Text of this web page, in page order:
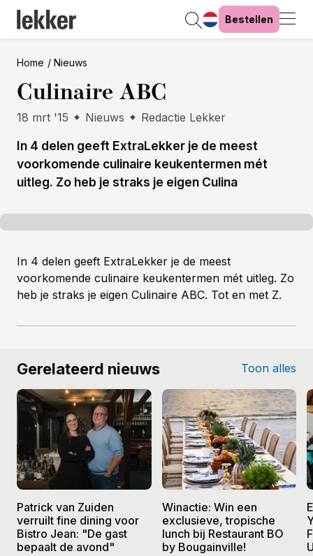
Bestellen
Home Nieuws
Culinaire ABC
18 mrt '15 Nieuws Redactie Lekker
In 4 delen geeft ExtraLekker je de meest
voorkomende culinaire keukentermen mét
uitleg. Zo heb je straks je eigen Culina
In 4 delen geeft ExtraLekker je de meest
voorkomende culinaire keukentermen mét uitleg. Zo
heb je straks je eigen Culinaire ABC. Tot en met Z.
Gerelateerd nieuws Toon alles
Patrick van Zuiden
verruilt fine dining voor
Bistro Jean: "De gast
bepaalt de avond"
Winactie: Win een
exclusieve, tropische
lunch bij Restaurant BO
by Bougainville!